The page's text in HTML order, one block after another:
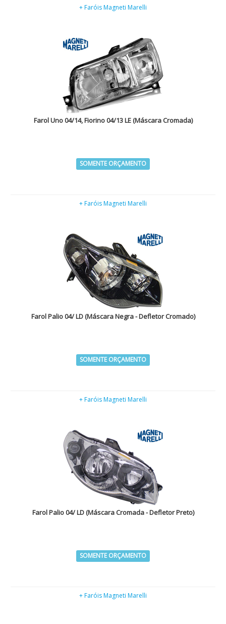
+ Faróis Magneti Marelli
Farol Uno 04/14, Fiorino 04/13 LE (Máscara Cromada)
SOMENTE ORÇAMENTO
+ Faróis Magneti Marelli
Farol Palio 04/ LD (Máscara Negra - Defletor Cromado)
SOMENTE ORÇAMENTO
+ Faróis Magneti Marelli
Farol Palio 04/ LD (Máscara Cromada - Defletor Preto)
SOMENTE ORÇAMENTO
+ Faróis Magneti Marelli